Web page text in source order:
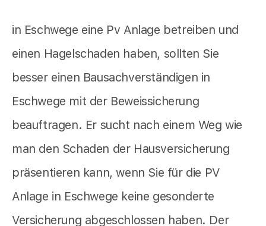
in Eschwege eine Pv Anlage betreiben und
einen Hagelschaden haben, sollten Sie
besser einen Bausachverständigen in
Eschwege mit der Beweissicherung
beauftragen. Er sucht nach einem Weg wie
man den Schaden der Hausversicherung
präsentieren kann, wenn Sie für die PV
Anlage in Eschwege keine gesonderte
Versicherung abgeschlossen haben. Der